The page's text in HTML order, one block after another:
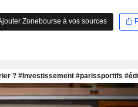
Zonebourse à vos sources